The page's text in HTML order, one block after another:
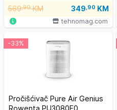
569,90KM 349,90 KM
tehnomag.com
Pročišćivač Pure Air Genius
Rowenta PU3080F0
-33%